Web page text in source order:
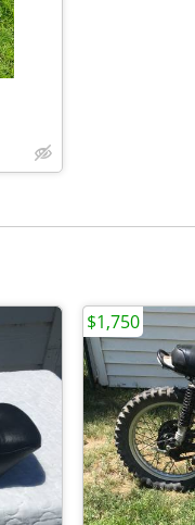
$1,750